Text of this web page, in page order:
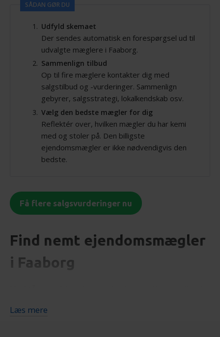
SÅDAN GØR DU
Udfyld skemaet
Der sendes automatisk en forespørgsel ud til
udvalgte mæglere i Faaborg.
Sammenlign tilbud
Op til fire mæglere kontakter dig med
salgstilbud og -vurderinger. Sammenlign
gebyrer, salgsstrategi, lokalkendskab osv.
Vælg den bedste mægler for dig
Reflektér over, hvilken mægler du har kemi
med og stoler på. Den billigste
ejendomsmægler er ikke nødvendigvis den
bedste.
Få flere salgsvurderinger nu
Find nemt ejendomsmægler
i Faaborg
dig og sørger for, at du bliver kontaktet af
Læs mere